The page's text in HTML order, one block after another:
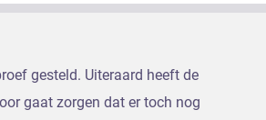
gesteld. Uiteraard heeft de
gaat zorgen dat er toch nog